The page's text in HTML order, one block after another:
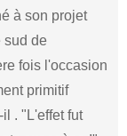
à son projet
sud de
fois l'occasion
primitif
. "L'effet fut